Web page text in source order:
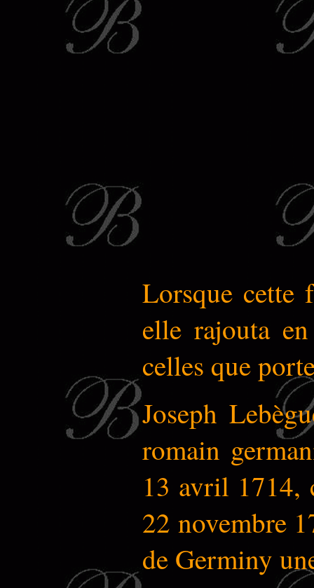
Lorsque cette
elle rajouta
celles que
Joseph
romain
13 avril 1714,
22 novembre
de Germiny